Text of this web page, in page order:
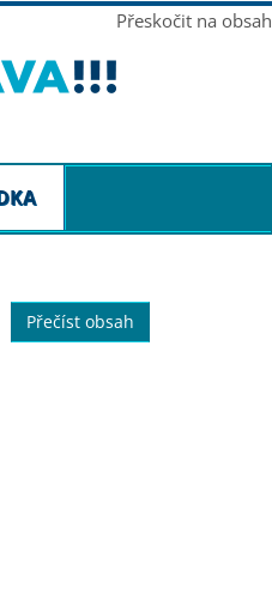
Přeskočit na obsah
Přečíst obsah